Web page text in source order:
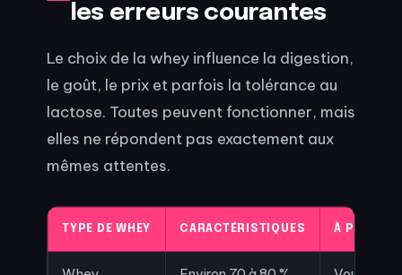
les erreurs courantes
Le choix de la whey influence la digestion,
le goût, le prix et parfois la tolérance au
lactose. Toutes peuvent fonctionner, mais
elles ne répondent pas exactement aux
mêmes attentes.
TYPE DE WHEY CARACTÉRISTIQUES À